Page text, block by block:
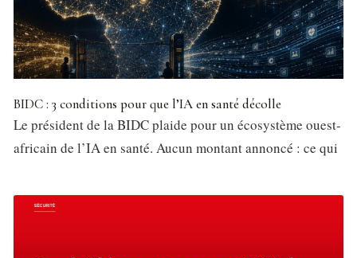
BIDC : 3 conditions pour que l’IA en santé décolle
Le président de la BIDC plaide pour un écosystème ouest-
africain de l’IA en santé. Aucun montant annoncé : ce qui